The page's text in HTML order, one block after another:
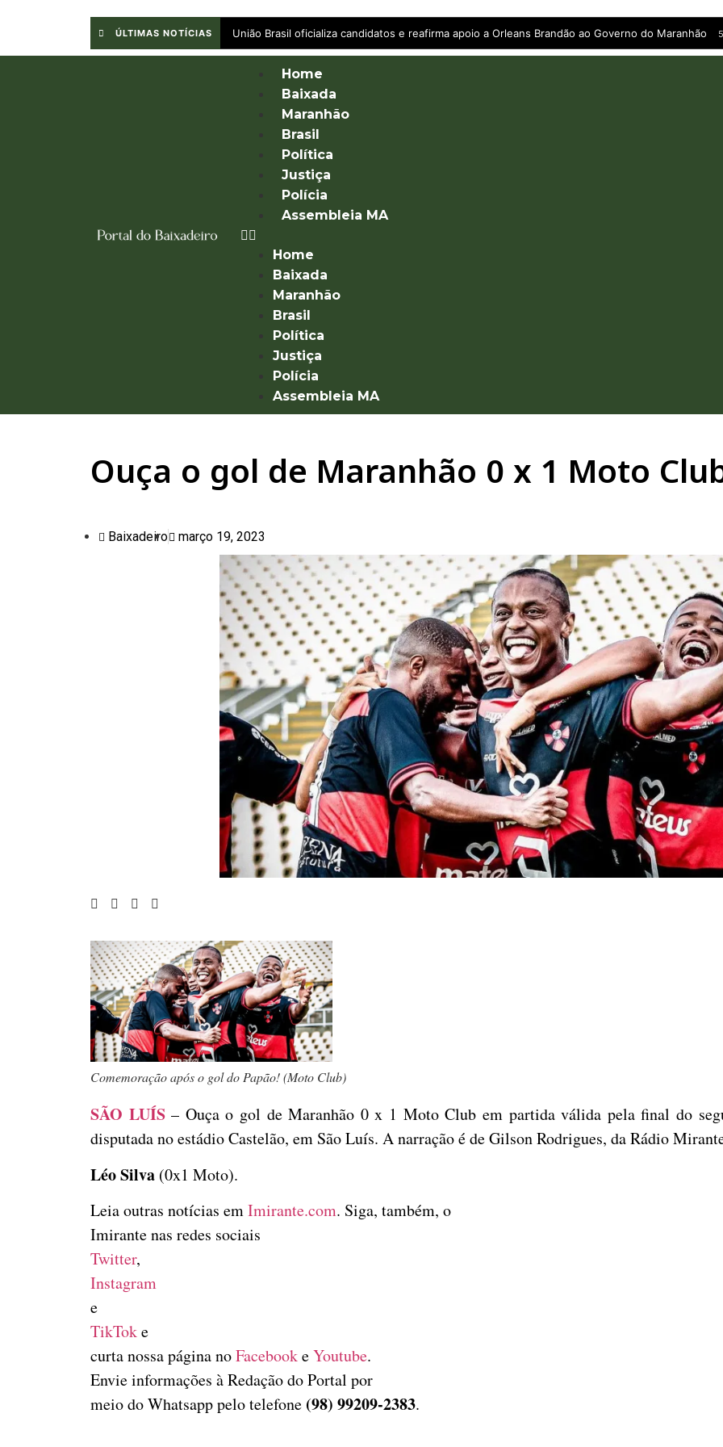
ÚLTIMAS NOTÍCIAS União Brasil oficializa candidatos e reafirma apoio a Orleans Brandão ao Governo do Maranhão
Home
Baixada
Maranhão
Brasil
Política
Justiça
Polícia
Assembleia MA
Home
Baixada
Maranhão
Brasil
Política
Justiça
Polícia
Assembleia MA
Ouça o gol de Maranhão 0 x 1 Moto
Baixadeiro março 19, 2023
Comemoração após o gol do Papão! (Moto Club)
SÃO LUÍS– Ouça o gol de Maranhão 0 x 1 Moto Club em partida válida pela final do
disputada no estádio Castelão, em São Luís. A narração é de Gilson Rodrigues, da Rádio
Léo Silva (0x1 Moto).
Leia outras notícias emImirante.com. Siga, também, o
Imirante nas redes sociais
Twitter,
Instagram
e
TikToke
curta nossa página noFacebookeYoutube.
Envie informações à Redação do Portal por
meio do Whatsapp pelo telefone (98) 99209-2383.